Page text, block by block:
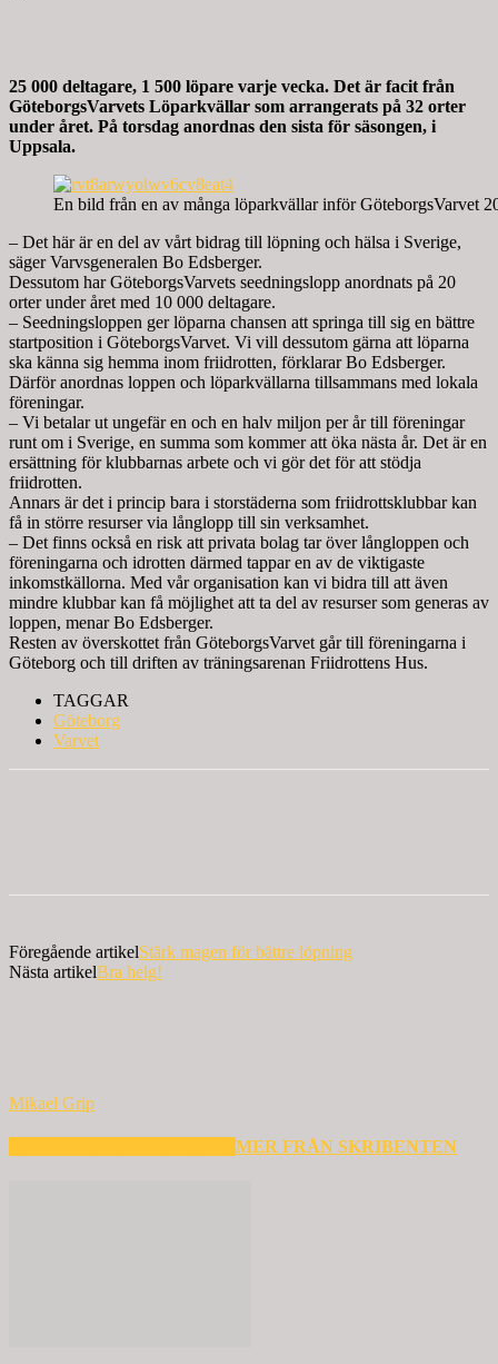
25 000 deltagare, 1 500 löpare varje vecka. Det är facit från
GöteborgsVarvets Löparkvällar som arrangerats på 32 orter
under året. På torsdag anordnas den sista för säsongen, i
Uppsala.
En bild från en av många löparkvällar inför GöteborgsVarvet
– Det här är en del av vårt bidrag till löpning och hälsa i Sverige,
säger Varvsgeneralen Bo Edsberger.
Dessutom har GöteborgsVarvets seedningslopp anordnats på 20
orter under året med 10 000 deltagare.
– Seedningsloppen ger löparna chansen att springa till sig en bättre
startposition i GöteborgsVarvet. Vi vill dessutom gärna att löparna
ska känna sig hemma inom friidrotten, förklarar Bo Edsberger.
Därför anordnas loppen och löparkvällarna tillsammans med lokala
föreningar.
– Vi betalar ut ungefär en och en halv miljon per år till föreningar
runt om i Sverige, en summa som kommer att öka nästa år. Det är en
ersättning för klubbarnas arbete och vi gör det för att stödja
friidrotten.
Annars är det i princip bara i storstäderna som friidrottsklubbar kan
få in större resurser via långlopp till sin verksamhet.
– Det finns också en risk att privata bolag tar över långloppen och
föreningarna och idrotten därmed tappar en av de viktigaste
inkomstkällorna. Med vår organisation kan vi bidra till att även
mindre klubbar kan få möjlighet att ta del av resurser som generas av
loppen, menar Bo Edsberger.
Resten av överskottet från GöteborgsVarvet går till föreningarna i
Göteborg och till driften av träningsarenan Friidrottens Hus.
TAGGAR
Göteborg
Varvet
Föregående artikelStärk magen för bättre löpning
Nästa artikelBra helg!
Mikael Grip
MER FRÅN SKRIBENTEN